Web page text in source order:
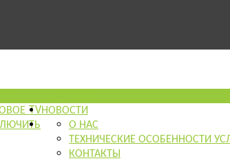
TVНОВОСТИ
О НАС
ТЕХНИЧЕСКИЕ ОСОБЕННОСТИ
КОНТАКТЫ